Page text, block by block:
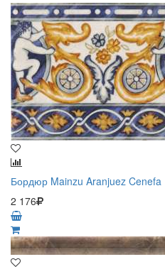
Бордюр Mainzu Aranjuez Cenefa
2 176